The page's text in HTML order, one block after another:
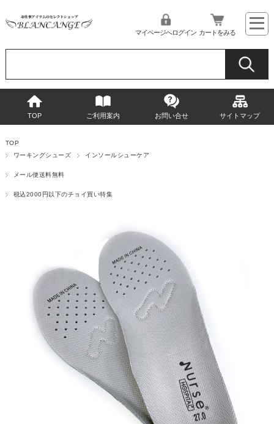
マイページへログイン カートをみる
TOP ご利用案内 お問い合せ サイトマップ
TOP
ワーキングシューズ
インソールシューケア
メール便送料無料
税込2000円以下のチョイ買い特集